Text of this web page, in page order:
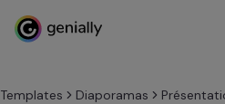
Templates Diaporamas